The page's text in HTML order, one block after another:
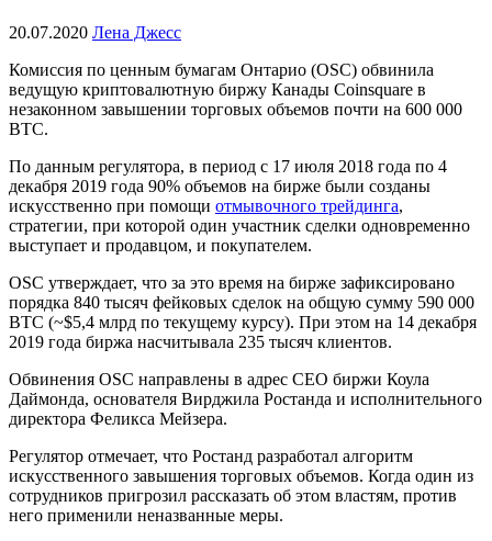
20.07.2020 Лена Джесс
Комиссия по ценным бумагам Онтарио (OSC) обвинила
ведущую криптовалютную биржу Канады Coinsquare в
незаконном завышении торговых объемов почти на 600 000
BTC.
По данным регулятора, в период с 17 июля 2018 года по 4
декабря 2019 года 90% объемов на бирже были созданы
искусственно при помощи отмывочного трейдинга,
стратегии, при которой один участник сделки одновременно
выступает и продавцом, и покупателем.
OSC утверждает, что за это время на бирже зафиксировано
порядка 840 тысяч фейковых сделок на общую сумму 590 000
BTC (~$5,4 млрд по текущему курсу). При этом на 14 декабря
2019 года биржа насчитывала 235 тысяч клиентов.
Обвинения OSC направлены в адрес CEO биржи Коула
Даймонда, основателя Вирджила Ростанда и исполнительного
директора Феликса Мейзера.
Регулятор отмечает, что Ростанд разработал алгоритм
искусственного завышения торговых объемов. Когда один из
сотрудников пригрозил рассказать об этом властям, против
него применили неназванные меры.